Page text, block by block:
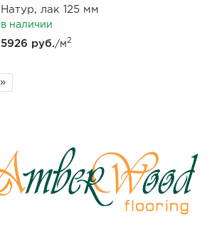
Натур, лак 125 мм
в наличии
5926 руб. /м2
»